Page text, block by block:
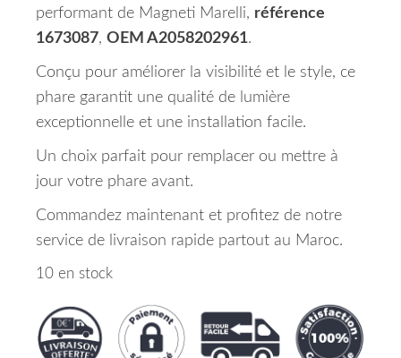
performant de Magneti Marelli, référence
1673087, OEM A2058202961.
Conçu pour améliorer la visibilité et le style, ce
phare garantit une qualité de lumière
exceptionnelle et une installation facile.
Un choix parfait pour remplacer ou mettre à
jour votre phare avant.
Commandez maintenant et profitez de notre
service de livraison rapide partout au Maroc.
10 en stock